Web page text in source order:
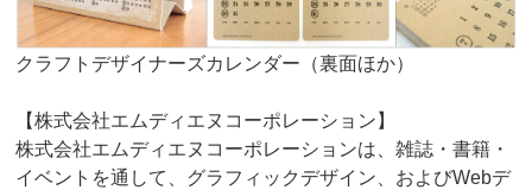
クラフトデザイナーズカレンダー（裏面ほか）
【株式会社エムディエヌコーポレーション】
株式会社エムディエヌコーポレーションは、雑誌・書籍・
イベントを通して、グラフィックデザイン、およびWebデ